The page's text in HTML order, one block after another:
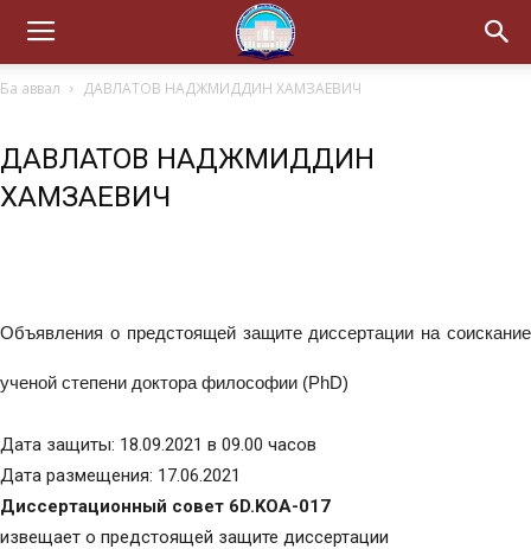
Ба аввал ДАВЛАТОВ НАДЖМИДДИН ХАМЗАЕВИЧ
ДАВЛАТОВ НАДЖМИДДИН
ХАМЗАЕВИЧ
Объявления о предстоящей защите диссертации на соискание
ученой степени доктора философии (PhD)
Дата защиты: 18.09.2021 в 09.00 часов
Дата размещения: 17.06.2021
Диссертационный совет 6D.KOA-017
извещает о предстоящей защите диссертации